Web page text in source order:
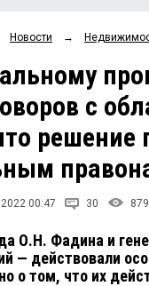
Новости →
с
решение
00:47 30
О.Н. Фадина и
— действовали
о том, что их